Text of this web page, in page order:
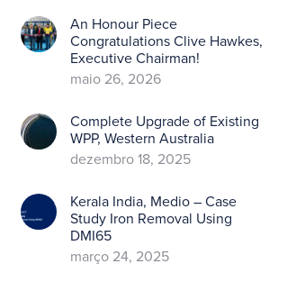
An Honour Piece
Congratulations Clive Hawkes,
Executive Chairman!
maio 26, 2026
Complete Upgrade of Existing
WPP, Western Australia
dezembro 18, 2025
Kerala India, Medio – Case
Study Iron Removal Using
DMI65
março 24, 2025